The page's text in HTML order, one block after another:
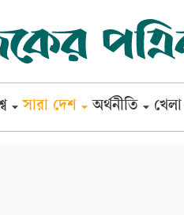
সারা দেশ অর্থনীতি খেলা